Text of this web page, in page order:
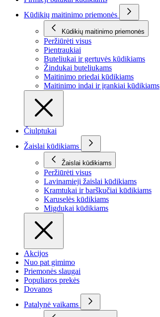
Kūdikių maitinimo priemonės
Kūdikių maitinimo priemonės
Peržiūrėti visus
Pientraukiai
Buteliukai ir gertuvės kūdikiams
Žindukai buteliukams
Maitinimo priedai kūdikiams
Maitinimo indai ir įrankiai kūdikiams
Čiulptukai
Žaislai kūdikiams
Žaislai kūdikiams
Peržiūrėti visus
Lavinamieji žaislai kūdikiams
Kramtukai ir barškučiai kūdikiams
Karuselės kūdikiams
Migdukai kūdikiams
Akcijos
Nuo pat gimimo
Priemonės slaugai
Populiaros prekės
Dovanos
Patalynė vaikams